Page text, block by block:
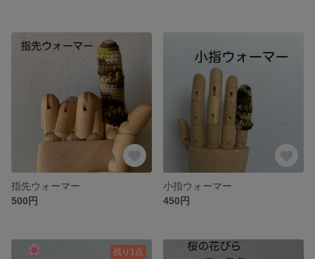
指先ウォーマー
500円
小指ウォーマー
450円
残り1点